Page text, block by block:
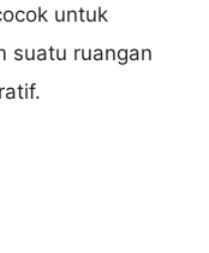
untuk
suatu ruangan